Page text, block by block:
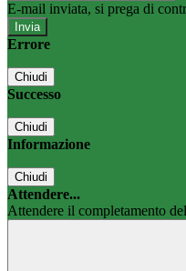
E-mail inviata, si prega di
Errore
Chiudi
Successo
Chiudi
Informazione
Chiudi
Attendere...
Attendere il completamento